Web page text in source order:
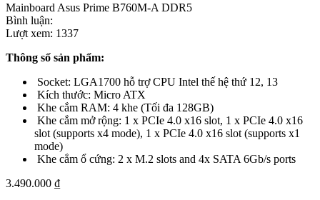
Mainboard Asus Prime B760M-A DDR5
Bình luận:
Lượt xem: 1337
Thông số sản phẩm:
Socket: LGA1700 hỗ trợ CPU Intel thế hệ thứ 12, 13
Kích thước: Micro ATX
Khe cắm RAM: 4 khe (Tối đa 128GB)
Khe cắm mở rộng: 1 x PCIe 4.0 x16 slot, 1 x PCIe 4.0 x16
slot (supports x4 mode), 1 x PCIe 4.0 x16 slot (supports x1
mode)
Khe cắm ổ cứng: 2 x M.2 slots and 4x SATA 6Gb/s ports
3.490.000 ₫